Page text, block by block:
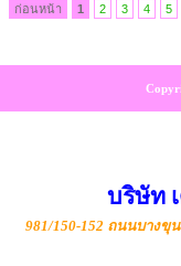
ก่อนหน้า 1 2 3 4 5
บริษัท
981/150-152 ถนนบางขุ